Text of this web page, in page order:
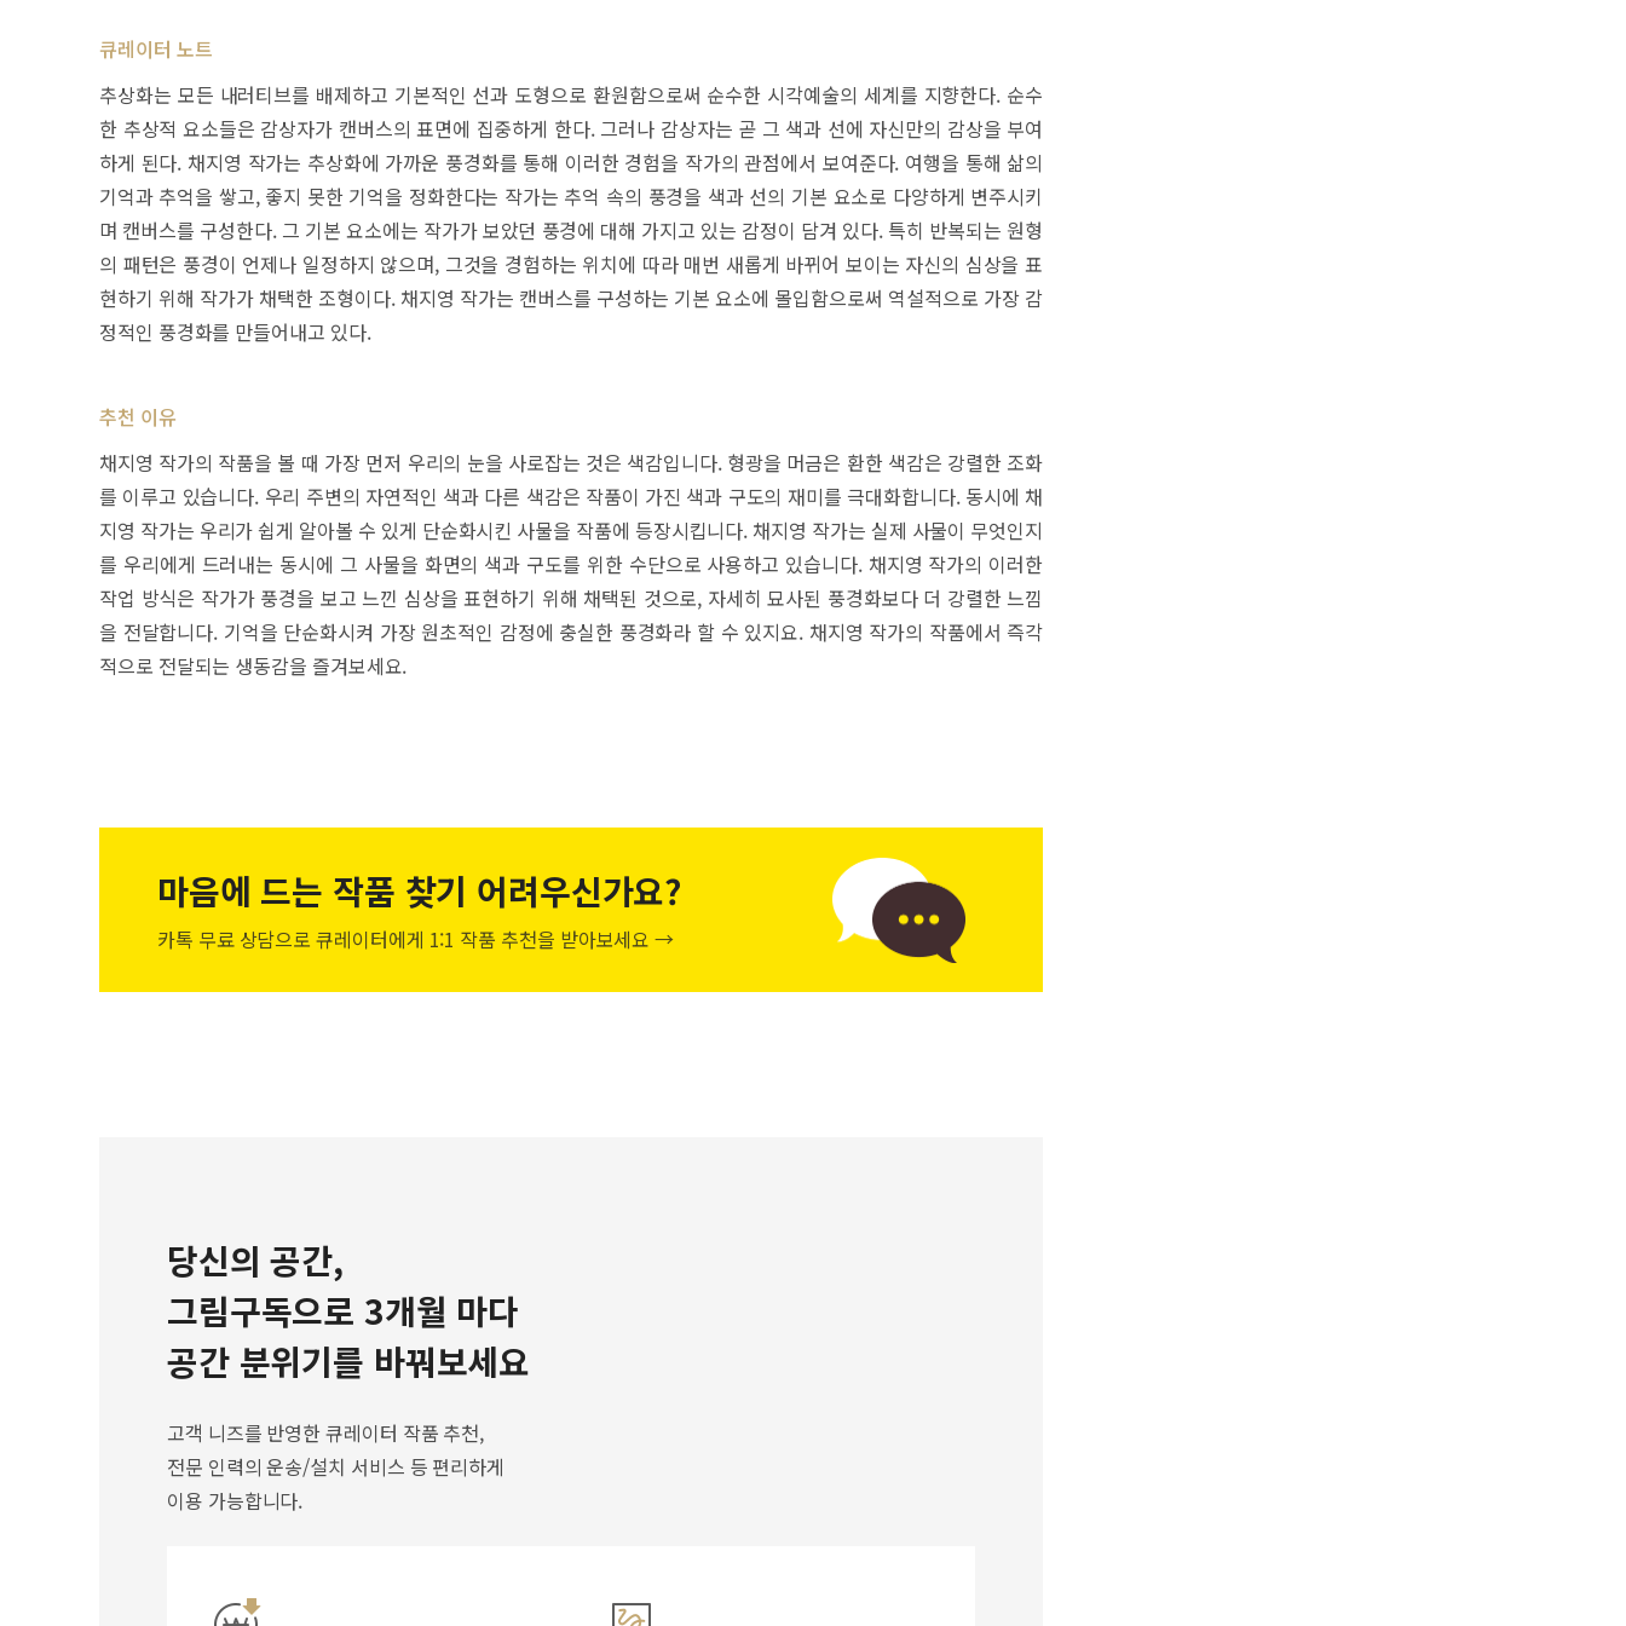
큐레이터 노트
추상화는 모든 내러티브를 배제하고 기본적인 선과 도형으로 환원함으로써 순수한 시각예술의 세계를 지향한다. 순수
한 추상적 요소들은 감상자가 캔버스의 표면에 집중하게 한다. 그러나 감상자는 곧 그 색과 선에 자신만의 감상을 부여
하게 된다. 채지영 작가는 추상화에 가까운 풍경화를 통해 이러한 경험을 작가의 관점에서 보여준다. 여행을 통해 삶의
기억과 추억을 쌓고, 좋지 못한 기억을 정화한다는 작가는 추억 속의 풍경을 색과 선의 기본 요소로 다양하게 변주시키
며 캔버스를 구성한다. 그 기본 요소에는 작가가 보았던 풍경에 대해 가지고 있는 감정이 담겨 있다. 특히 반복되는 원형
의 패턴은 풍경이 언제나 일정하지 않으며, 그것을 경험하는 위치에 따라 매번 새롭게 바뀌어 보이는 자신의 심상을 표
현하기 위해 작가가 채택한 조형이다. 채지영 작가는 캔버스를 구성하는 기본 요소에 몰입함으로써 역설적으로 가장 감
정적인 풍경화를 만들어내고 있다.
추천 이유
채지영 작가의 작품을 볼 때 가장 먼저 우리의 눈을 사로잡는 것은 색감입니다. 형광을 머금은 환한 색감은 강렬한 조화
를 이루고 있습니다. 우리 주변의 자연적인 색과 다른 색감은 작품이 가진 색과 구도의 재미를 극대화합니다. 동시에 채
지영 작가는 우리가 쉽게 알아볼 수 있게 단순화시킨 사물을 작품에 등장시킵니다. 채지영 작가는 실제 사물이 무엇인지
를 우리에게 드러내는 동시에 그 사물을 화면의 색과 구도를 위한 수단으로 사용하고 있습니다. 채지영 작가의 이러한
작업 방식은 작가가 풍경을 보고 느낀 심상을 표현하기 위해 채택된 것으로, 자세히 묘사된 풍경화보다 더 강렬한 느낌
을 전달합니다. 기억을 단순화시켜 가장 원초적인 감정에 충실한 풍경화라 할 수 있지요. 채지영 작가의 작품에서 즉각
적으로 전달되는 생동감을 즐겨보세요.
마음에 드는 작품 찾기 어려우신가요?
카톡 무료 상담으로 큐레이터에게 1:1 작품 추천을 받아보세요 →
당신의 공간,
그림구독으로 3개월 마다
공간 분위기를 바꿔보세요
고객 니즈를 반영한 큐레이터 작품 추천,
전문 인력의 운송/설치 서비스 등 편리하게
이용 가능합니다.